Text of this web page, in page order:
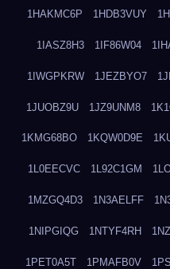
1HAKMC6P 1HDB3VUY
1IASZ8H3 1IF86W04
1IWGPKRW 1JEZBYO7
1JUOBZ9U 1JZ9UNM8
1KMG68BO 1KQW0D9E
1L0EECVC 1L92C1GM
1MZGQ4D3 1N3AELFF
1NIPGIQG 1NTYF4RH
1PET0A5T 1PMAFB0V